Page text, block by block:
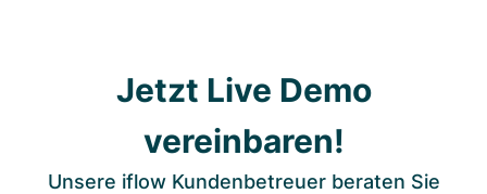
Jetzt Live Demo
vereinbaren!
Unsere iflow Kundenbetreuer beraten Sie